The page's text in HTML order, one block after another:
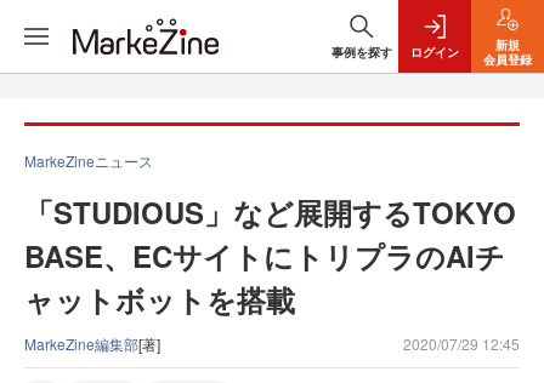
事例を探す ログイン
新規
会員登録
MarkeZineニュース
「STUDIOUS」など展開するTOKYO
BASE、ECサイトにトリプラのAIチ
ャットボットを搭載
MarkeZine編集部[著] 2020/07/29 12:45